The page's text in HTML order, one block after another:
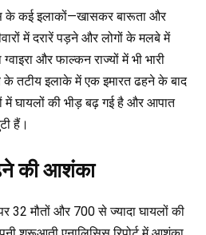
के कई इलाकों—खासकर बारूता और
में दरारें पड़ने और लोगों के मलबे में
और फाल्कन राज्यों में भी भारी
तटीय इलाके में एक इमारत ढहने के बाद
घायलों की भीड़ बढ़ गई है और आपात
हैं।
की आशंका
32 मौतों और 700 से ज्यादा घायलों की